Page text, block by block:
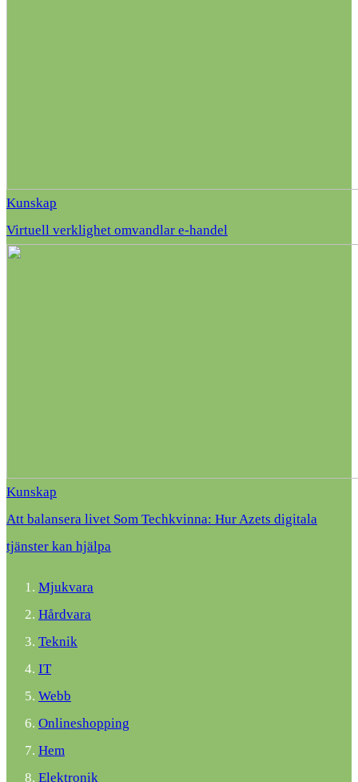
Kunskap
Virtuell verklighet omvandlar e-handel
Kunskap
Att balansera livet Som Techkvinna: Hur Azets digitala
tjänster kan hjälpa
Mjukvara
Hårdvara
Teknik
IT
Webb
Onlineshopping
Hem
Elektronik